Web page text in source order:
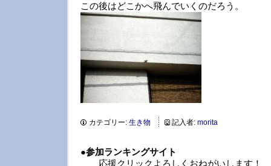
この後はどこかへ飛んでいくのだろう。
カテゴリー: 生き物 記入者: morita
●参加ランキングサイト
応援クリックよろしくおねがいします！